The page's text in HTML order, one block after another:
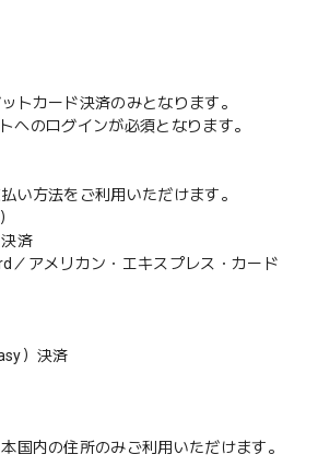
トカード決済のみとなります。
へのログインが必須となります。
い方法をご利用いただけます。
済
アメリカン・エキスプレス・カード
）決済
国内の住所のみご利用いただけます。